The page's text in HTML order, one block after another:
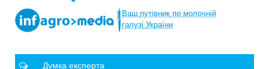
Ваш путівник по молочній
галузі України
Думка експерта